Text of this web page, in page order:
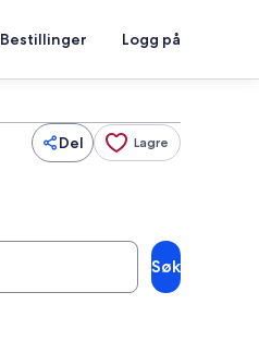
Bestillinger Logg på
Del Lagre
Søk